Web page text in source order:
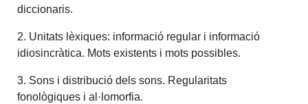
diccionaris.
2. Unitats lèxiques: informació regular i informació
idiosincràtica. Mots existents i mots possibles.
3. Sons i distribució dels sons. Regularitats
fonològiques i al·lomorfia.